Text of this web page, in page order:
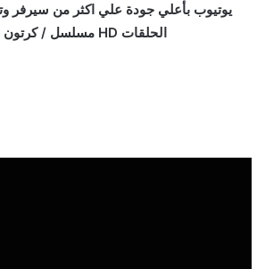
يوتيوب بأعلي جودة علي اكثر من سيرفر
الحلقات HD مسلسل / كرتون / انمي